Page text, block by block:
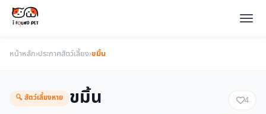
หน้าหลัก›ประกาศสัตว์เลี้ยง›ขมิ้น
🔍 สัตว์เลี้ยงหาย ขมิ้น 4